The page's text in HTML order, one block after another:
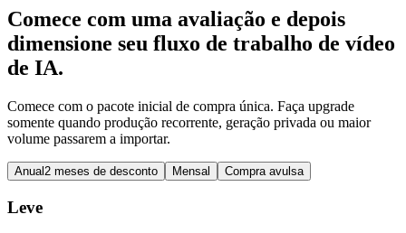
Comece com uma avaliação e depois
dimensione seu fluxo de trabalho de vídeo
de IA.
Comece com o pacote inicial de compra única. Faça upgrade
somente quando produção recorrente, geração privada ou maior
volume passarem a importar.
Anual2 meses de desconto Mensal Compra avulsa
Leve